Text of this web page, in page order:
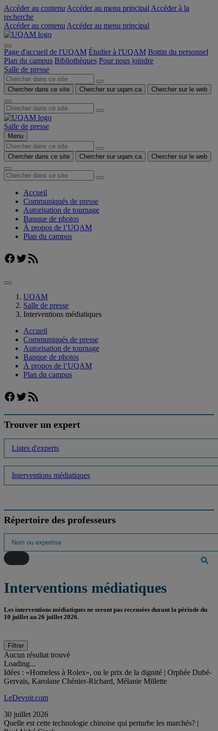
Accéder au contenu Accéder au menu principal Accéder à la
recherche
Accéder au contenu Accéder au menu principal
Page d'accueil de l'UQAM Étudier à l'UQAM Bottin du personnel
Plan du campus Bibliothèques Pour nous joindre
Salle de presse
Chercher dans ce site Chercher sur uqam.ca Chercher sur le web
Salle de presse
Menu
Chercher dans ce site Chercher sur uqam.ca Chercher sur le web
Accueil
Communiqués de presse
Autorisation de tournage
Banque de photos
À propos de l’UQAM
Plan du campus
Facebook
Twitter
Flux RSS
UQAM
Salle de presse
Interventions médiatiques
Accueil
Communiqués de presse
Autorisation de tournage
Banque de photos
À propos de l’UQAM
Plan du campus
Facebook
Twitter
Flux RSS
Trouver un expert
Listes d'experts
Interventions médiatiques
Répertoire des professeurs
Interventions médiatiques
Les interventions médiatiques ne seront pas recensées durant la période du
10 juillet au 26 juillet 2026.
Filtrer
Aucun résultat trouvé
Loading...
Idées : «Homeless à Rolex», ou le prix de la dignité | Orphée Dubé-
Gervais, Karolane Chénier-Richard, Mélanie Millette
LeDevoir.com
30 juillet 2026
Quelle est cette technologie chinoise qui perturbe les marchés? |